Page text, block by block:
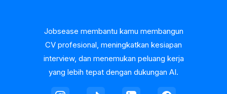
Jobsease membantu kamu membangun
CV profesional, meningkatkan kesiapan
interview, dan menemukan peluang kerja
yang lebih tepat dengan dukungan AI.